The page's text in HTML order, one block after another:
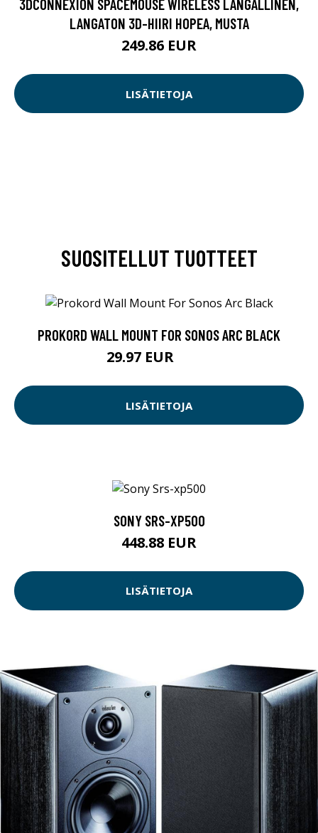
3DCONNEXION SPACEMOUSE WIRELESS LANGALLINEN,
LANGATON 3D-HIIRI HOPEA, MUSTA
249.86 EUR
LISÄTIETOJA
SUOSITELLUT TUOTTEET
PROKORD WALL MOUNT FOR SONOS ARC BLACK
29.97 EUR
LISÄTIETOJA
SONY SRS-XP500
448.88 EUR
LISÄTIETOJA